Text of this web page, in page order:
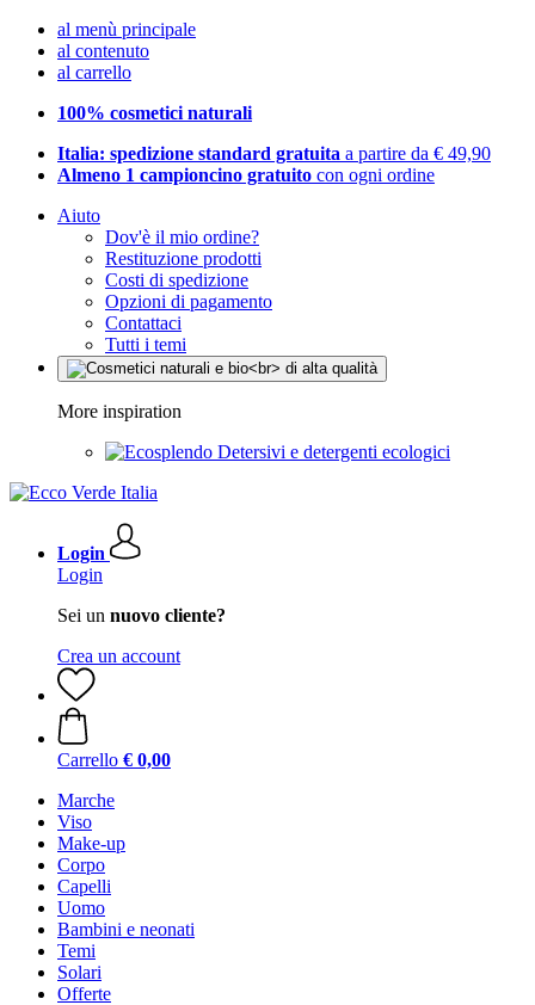
al menù principale
al contenuto
al carrello
100% cosmetici naturali
Italia: spedizione standard gratuita a partire da € 49,90
Almeno 1 campioncino gratuito con ogni ordine
Aiuto
Dov'è il mio ordine?
Restituzione prodotti
Costi di spedizione
Opzioni di pagamento
Contattaci
Tutti i temi
More inspiration
Detersivi e detergenti ecologici
Login
Login
Sei un nuovo cliente?
Crea un account
Carrello € 0,00
Marche
Viso
Make-up
Corpo
Capelli
Uomo
Bambini e neonati
Temi
Solari
Offerte